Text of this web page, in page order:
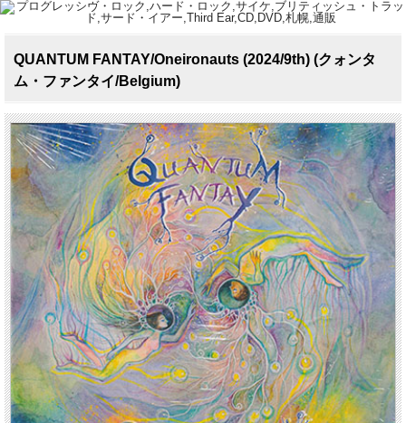
QUANTUM FANTAY/Oneironauts (2024/9th) (クォンタ
ム・ファンタイ/Belgium)